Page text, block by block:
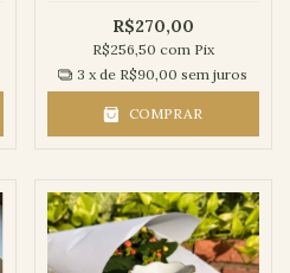
R$270,00
R$256,50 com Pix
3 x de R$90,00 sem juros
COMPRAR